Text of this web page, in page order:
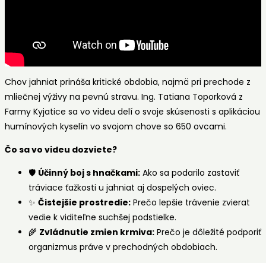
Chov jahniat prináša kritické obdobia, najmä pri prechode z
mliečnej výživy na pevnú stravu. Ing. Tatiana Toporková z
Farmy Kyjatice sa vo videu delí o svoje skúsenosti s aplikáciou
humínových kyselín vo svojom chove so 650 ovcami.
Čo sa vo videu dozviete?
🛡️ Účinný boj s hnačkami: Ako sa podarilo zastaviť
tráviace ťažkosti u jahniat aj dospelých oviec.
✨ Čistejšie prostredie: Prečo lepšie trávenie zvierat
vedie k viditeľne suchšej podstielke.
🌾 Zvládnutie zmien krmiva: Prečo je dôležité podporiť
organizmus práve v prechodných obdobiach.